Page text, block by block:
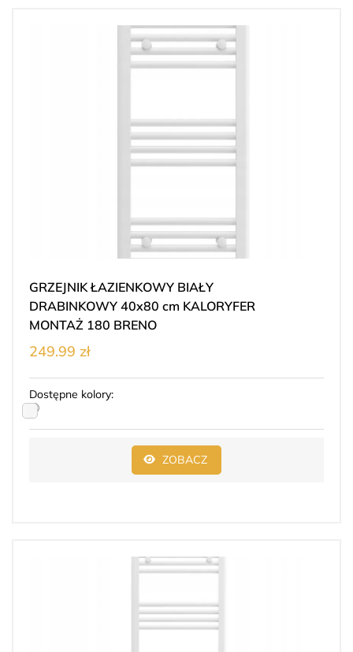
GRZEJNIK ŁAZIENKOWY BIAŁY
DRABINKOWY 40x80 cm KALORYFER
MONTAŻ 180 BRENO
249.99 zł
Dostępne kolory:
ZOBACZ